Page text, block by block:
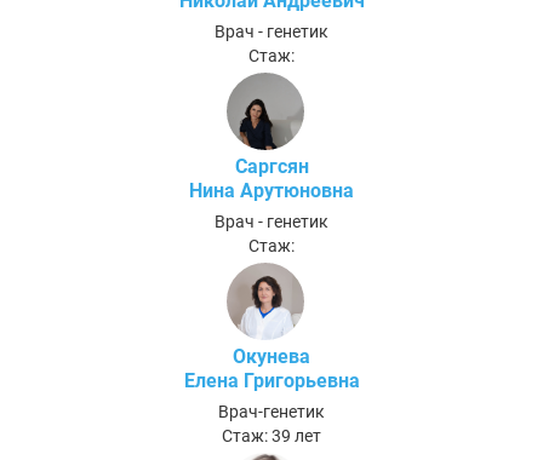
Врач - генетик
Стаж:
Саргсян
Нина Арутюновна
Врач - генетик
Стаж:
Окунева
Елена Григорьевна
Врач-генетик
Стаж: 39 лет